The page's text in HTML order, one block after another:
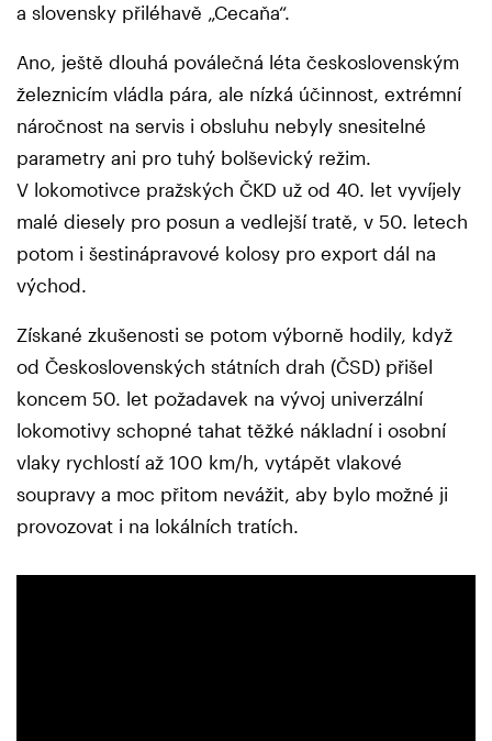
a slovensky přiléhavě „Cecaňa“.
Ano, ještě dlouhá poválečná léta československým
železnicím vládla pára, ale nízká účinnost, extrémní
náročnost na servis i obsluhu nebyly snesitelné
parametry ani pro tuhý bolševický režim.
V lokomotivce pražských ČKD už od 40. let vyvíjely
malé diesely pro posun a vedlejší tratě, v 50. letech
potom i šestinápravové kolosy pro export dál na
východ.
Získané zkušenosti se potom výborně hodily, když
od Československých státních drah (ČSD) přišel
koncem 50. let požadavek na vývoj univerzální
lokomotivy schopné tahat těžké nákladní i osobní
vlaky rychlostí až 100 km/h, vytápět vlakové
soupravy a moc přitom nevážit, aby bylo možné ji
provozovat i na lokálních tratích.